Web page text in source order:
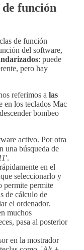
función
de función
del software,
: puede
pero hay
referimos a las
en los teclados Mac
bombeo
activo. Por otra
una búsqueda de
'.
en el
seleccionarlo y
permite permite
de cálculo de
el ordenador.
muchos
pasa al posterior
en la mostrador